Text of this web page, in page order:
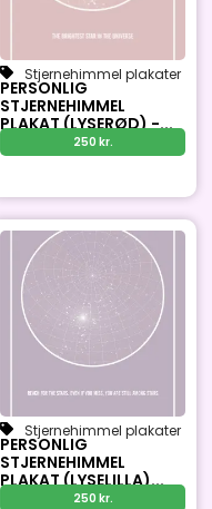
Stjernehimmel plakater
PERSONLIG
STJERNEHIMMEL
PLAKAT (LYSERØD) -...
250 kr.
Stjernehimmel plakater
PERSONLIG
STJERNEHIMMEL
PLAKAT (LYSELILLA)...
250 kr.